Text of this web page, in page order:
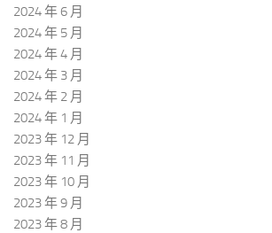
2024 年 6 月
2024 年 5 月
2024 年 4 月
2024 年 3 月
2024 年 2 月
2024 年 1 月
2023 年 12 月
2023 年 11 月
2023 年 10 月
2023 年 9 月
2023 年 8 月